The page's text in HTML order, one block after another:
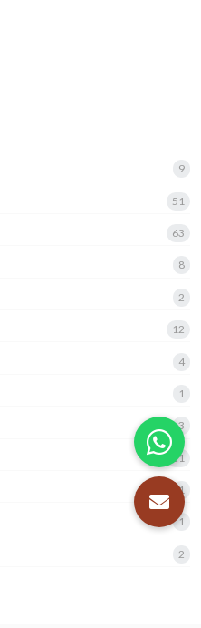
9
51
63
8
2
12
4
1
3
21
1
1
2